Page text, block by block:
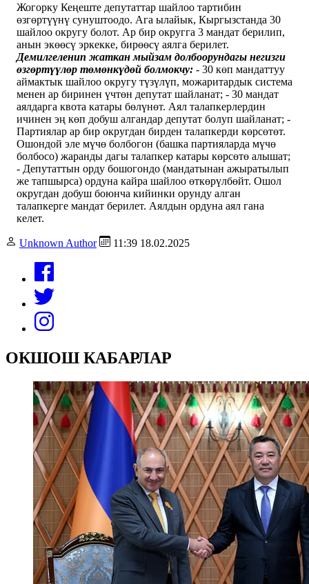
Жогорку Кеңеште депутаттар шайлоо тартибин
өзгөртүүнү сунуштоодо. Ага ылайык, Кыргызстанда 30
шайлоо округу болот. Ар бир округга 3 мандат берилип,
анын экөөсү эркекке, бирөөсү аялга берилет.
Демилгеленип жаткан мыйзам долбоорундагы негизги
өзгөртүүлөр төмөнкүдөй болмокчу: - 30 көп мандаттуу
аймактык шайлоо округу түзүлүп, можаритардык система
менен ар биринен үчтөн депутат шайланат; - 30 мандат
аялдарга квота катары бөлүнөт. Аял талапкерлердин
ичинен эң көп добуш алгандар депутат болуп шайланат; -
Партиялар ар бир округдан бирден талапкерди көрсөтөт.
Ошондой эле мүчө болбогон (башка партияларда мүчө
болбосо) жаранды дагы талапкер катары көрсөтө алышат;
- Депутаттын орду бошогондо (мандатынан ажыратылып
же тапшырса) ордуна кайра шайлоо өткөрүлбөйт. Ошол
округдан добуш боюнча кийинки орунду алган
талапкерге мандат берилет. Аялдын ордуна аял гана
келет.
Unknown Author 11:39 18.02.2025
ОКШОШ КАБАРЛАР